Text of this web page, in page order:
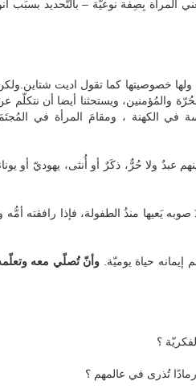
بِصِفة نوعيّة – بالتّحديد بسبَب
خصوصيتها كما تقول اديت شتاين.ولكن
والمُؤمنين، ويستحثنا أيضا أن نتكلّم
في الكهنة ، ومقامَ المرأة في
عبدٌ ولا حُرٌّ، ذكَرٌ أو أُنثى، يهوديّ أو
يَعيها منذُ الطفولة، فإذا رافقته أمُّه
حياة يوميّة. وأنّ تُصلّي معه
؟
تُذرى في عالمهم ؟